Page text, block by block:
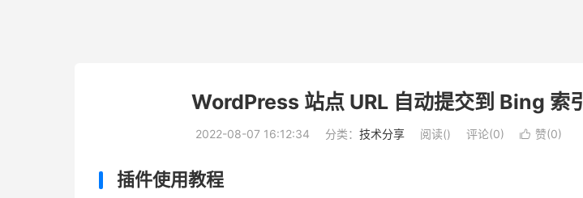
WordPress 站点 URL 自动提交到 Bing 索引
2022-08-07 16:12:34 分类： 技术分享 阅读() 评论(0)  赞(0)
插件使用教程